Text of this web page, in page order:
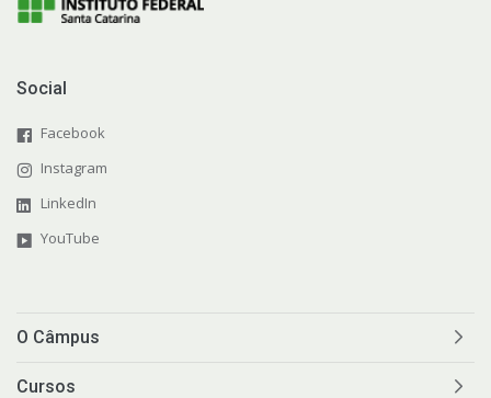
Social
Facebook
Instagram
LinkedIn
YouTube
O Câmpus
Cursos